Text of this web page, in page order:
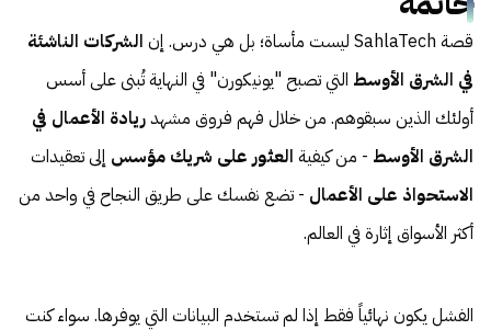
قصة SahlaTech ليست مأساة؛ بل هي درس. إن
الشركات الناشئة
في الشرق الأوسط التي تصبح "يونيكورن" في النهاية تُبنى على أسس
أولئك الذين سبقوهم. من خلال فهم فروق مشهدريادة الأعمال في
الشرق الأوسط - من كيفية العثور على شريك مؤسس إلى تعقيدات
الاستحواذ على الأعمال - تضع نفسك على طريق النجاح في واحد من
أكثر الأسواق إثارة في العالم.
الفشل يكون نهائياً فقط إذا لم تستخدم البيانات التي يوفرها. سواء كنت